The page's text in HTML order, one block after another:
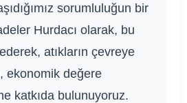
sorumluluğun bir
Hurdacı olarak, bu
atıkların çevreye
ekonomik değere
katkıda bulunuyoruz.